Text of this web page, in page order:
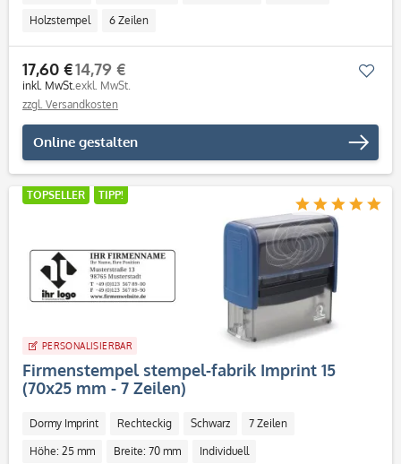
Holzstempel 6 Zeilen
17,60 €
inkl. MwSt.
14,79 €
exkl. MwSt.
zzgl. Versandkosten
Online gestalten
TOPSELLER TIPP!
PERSONALISIERBAR
Firmenstempel stempel-fabrik Imprint 15
(70x25 mm - 7 Zeilen)
Dormy Imprint Rechteckig Schwarz 7 Zeilen
Höhe: 25 mm Breite: 70 mm Individuell